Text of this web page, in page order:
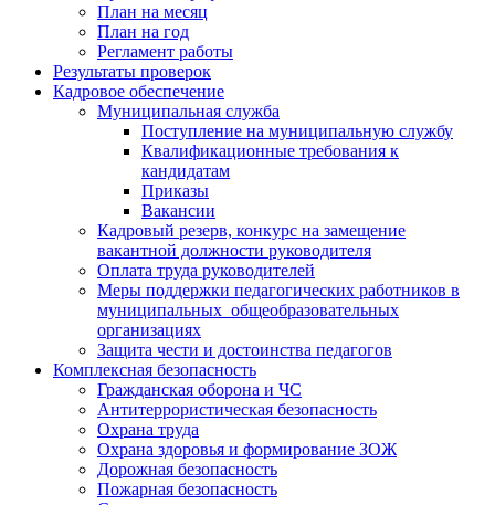
План на месяц
План на год
Регламент работы
Результаты проверок
Кадровое обеспечение
Муниципальная служба
Поступление на муниципальную службу
Квалификационные требования к
кандидатам
Приказы
Вакансии
Кадровый резерв, конкурс на замещение
вакантной должности руководителя
Оплата труда руководителей
Меры поддержки педагогических работников в
муниципальных общеобразовательных
организациях
Защита чести и достоинства педагогов
Комплексная безопасность
Гражданская оборона и ЧС
Антитеррористическая безопасность
Охрана труда
Охрана здоровья и формирование ЗОЖ
Дорожная безопасность
Пожарная безопасность